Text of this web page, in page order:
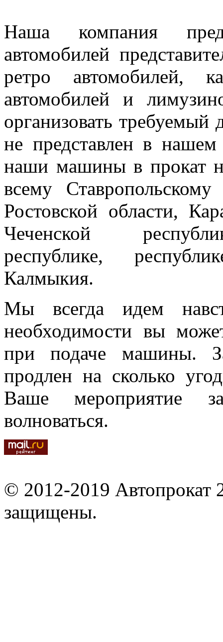
Наша компания
автомобилей
ретро автомобилей,
автомобилей и
организовать требуемый
не представлен в
наши машины в прокат
всему
Ростовской области,
Чеченской
республике,
Калмыкия.
Мы всегда идем
необходимости вы
при подаче машины.
продлен на сколько
Ваше мероприятие
волноваться.
© 2012-2019 Автопрокат
защищены.